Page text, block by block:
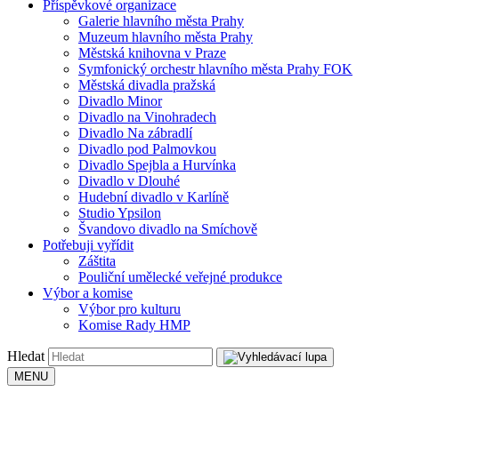
Příspěvkové organizace
Galerie hlavního města Prahy
Muzeum hlavního města Prahy
Městská knihovna v Praze
Symfonický orchestr hlavního města Prahy FOK
Městská divadla pražská
Divadlo Minor
Divadlo na Vinohradech
Divadlo Na zábradlí
Divadlo pod Palmovkou
Divadlo Spejbla a Hurvínka
Divadlo v Dlouhé
Hudební divadlo v Karlíně
Studio Ypsilon
Švandovo divadlo na Smíchově
Potřebuji vyřídit
Záštita
Pouliční umělecké veřejné produkce
Výbor a komise
Výbor pro kulturu
Komise Rady HMP
Hledat
MENU